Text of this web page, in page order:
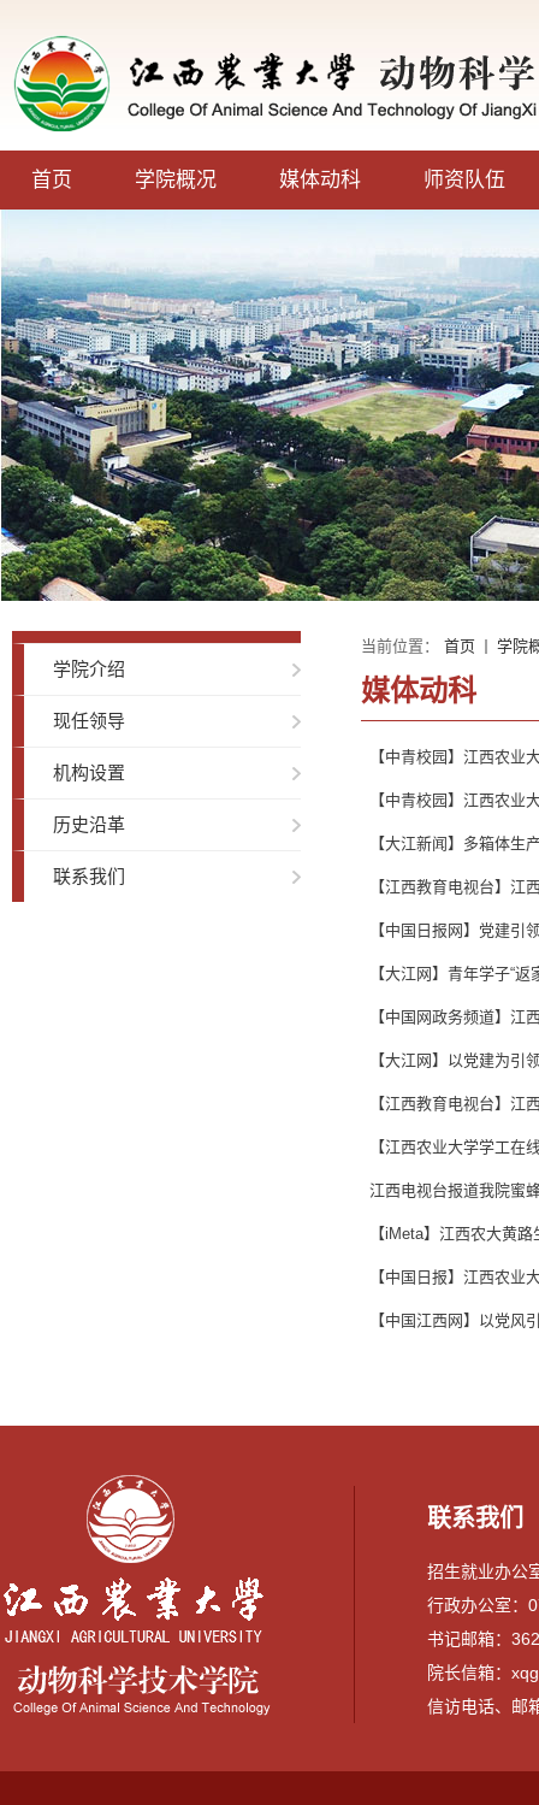
首页 学院概况 媒体动科 师资队伍
学院介绍
现任领导
机构设置
历史沿革
联系我们
当前位置： 首页 学院
媒体动科
【中青校园】江西农业
【中青校园】江西农业
【大江新闻】多箱体生
【江西教育电视台】江
【中国日报网】党建引
【大江网】青年学子“
【中国网政务频道】江
【大江网】以党建为引
【江西教育电视台】江
【江西农业大学学工在
江西电视台报道我院蜜
【iMeta】江西农大黄
【中国日报】江西农业
【中国江西网】以党
联系我们
招生就业办公
行政办公室：
书记邮箱：
院长信箱：
信访电话、邮